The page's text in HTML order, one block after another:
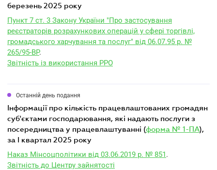
березень 2025 року
Пункт 7 ст. 3 Закону України "Про застосування
реєстраторів розрахункових операцій у сфері торгівлі,
громадського харчування та послуг" від 06.07.95 р. №
265/95-ВР.
Звітність із використання РРО
Останній день подання
інформації про кількість працевлаштованих громадян
суб'єктами господарювання, які надають послуги з
посередництва у працевлаштуванні (форма № 1-ПА),
за I квартал 2025 року
Наказ Мінсоцполітики від 03.06.2019 р. № 851.
Звітність до Центру зайнятості